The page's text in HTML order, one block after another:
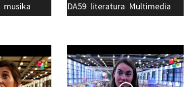
musika
DA59, literatura Multimedia